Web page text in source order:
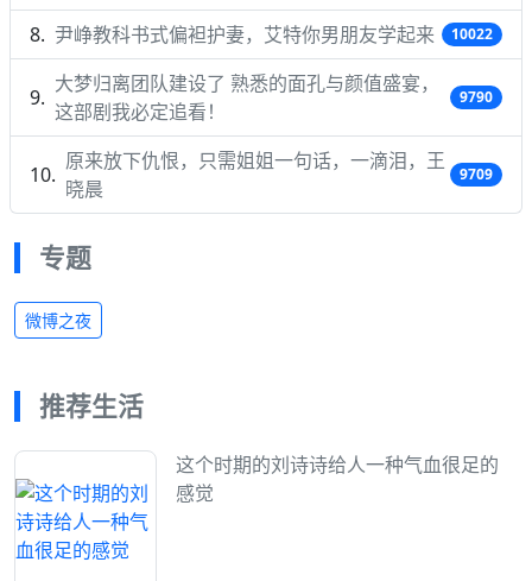
尹峥教科书式偏袒护妻，艾特你男朋友学起来 10022
大梦归离团队建设了 熟悉的面孔与颜值盛宴，
这部剧我必定追看！
9790
原来放下仇恨，只需姐姐一句话，一滴泪，王
晓晨
9709
专题
微博之夜
推荐生活
这个时期的刘诗诗给人一种气血很足的
感觉